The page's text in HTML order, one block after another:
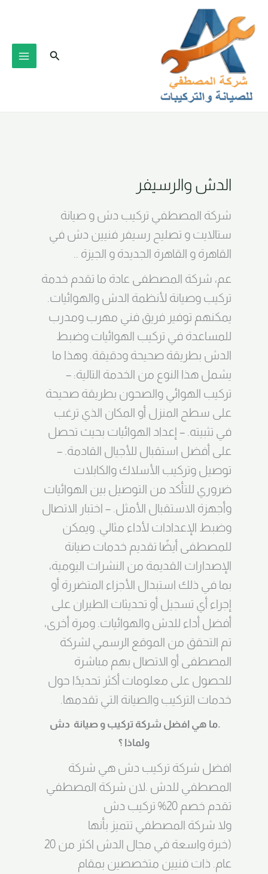
المحتوى
البحث
الدش والرسيفر
شركة المصطفي تركيب دش و صيانة
ستالايت و تصليح رسيفر فنيين دش في
القاهرة و القاهرة الجديدة و الجيزة ..
عم، شركة المصطفى عادة ما تقدم خدمة
تركيب وصيانة لأنظمة الدش والهوائيات.
يمكنهم توفير فريق فني مهرب ومدرب
للمساعدة في تركيب الهوائيات وضبط
الدش بطريقة صحيحة ودقيقة. وهذا ما
يشمل هذا النوع من الخدمة التالية: –
تركيب الهوائي والصحون بطريقة صحيحة
على سطح المنزل أو المكان الذي ترغب
في تثبيته. – إعداد الهوائيات بحيث تحصل
على أفضل استقبال للأجيال القادمة. –
توصيل وتركيب الأسلاك والكابلات
ضروري للتأكد من التوصيل بين الهوائيات
وأجهزة الاستقبال الأمثل. – اختبار الاتصال
وضبط الإعدادات لأداء مثالي. ويمكن
للمصطفى أيضًا تقديم خدمات صيانة
الإصدارات القديمة من النشرات اليومية،
بما في ذلك استبدال الأجزاء المتضررة أو
إجراء أي تسجيل أو تحديثات الطيران على
أفضل أداء للدش والهوائيات. ومرة أخرى،
تم التحقق من الموقع الرسمي لشركة
المصطفى أو الاتصال بهم مباشرة
للحصول على معلومات أكثر تحديدًا حول
خدمات التركيب والصيانة التي تقدمها.
.ما هي افضل شركة تركيب و صيانة دش
ولماذا ؟
افضل شركة تركيب دش هي شركة
المصطفي للدش .لان شركة المصطفي
تقدم خصم 20% تركيب دش
ولا شركة المصطفي تتميز بأنها
(خبرة واسعة في مجال الدش اكثر من 20
عام. ذات فنيين متخصصين بمقام